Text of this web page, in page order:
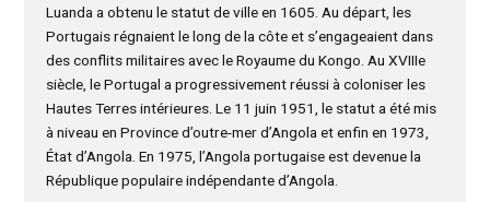
Luanda a obtenu le statut de ville en 1605. Au départ, les
Portugais régnaient le long de la côte et s’engageaient dans
des conflits militaires avec le Royaume du Kongo. Au XVIIIe
siècle, le Portugal a progressivement réussi à coloniser les
Hautes Terres intérieures. Le 11 juin 1951, le statut a été mis
à niveau en Province d’outre-mer d’Angola et enfin en 1973,
État d’Angola. En 1975, l’Angola portugaise est devenue la
République populaire indépendante d’Angola.